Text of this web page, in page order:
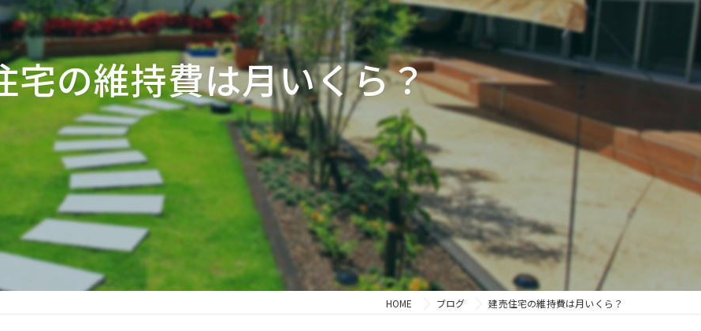
宅の維持費は月いくら？
HOME ブログ 建売住宅の維持費は月いくら？